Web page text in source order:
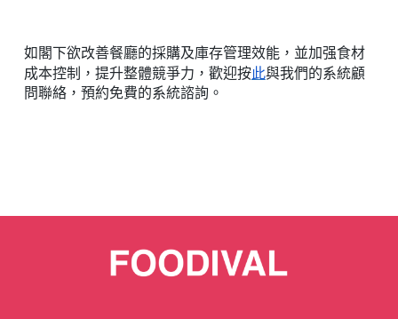
如閣下欲改善餐廳的採購及庫存管理效能，並加强食材
成本控制，提升整體競爭力，歡迎按此與我們的系統顧
問聯絡，預約免費的系統諮詢。